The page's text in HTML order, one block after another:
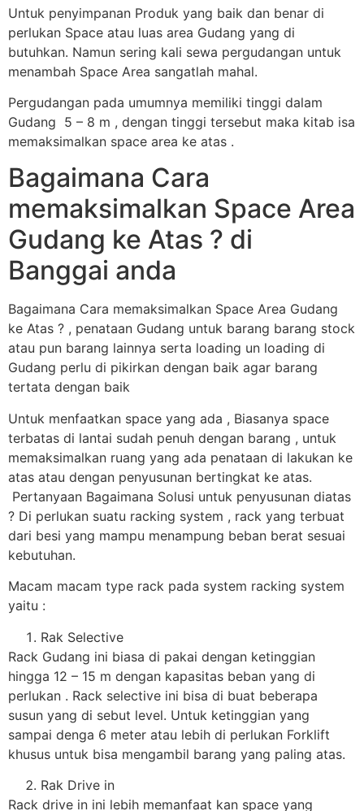
Untuk penyimpanan Produk yang baik dan benar di
perlukan Space atau luas area Gudang yang di
butuhkan. Namun sering kali sewa pergudangan untuk
menambah Space Area sangatlah mahal.
Pergudangan pada umumnya memiliki tinggi dalam
Gudang 5 – 8 m , dengan tinggi tersebut maka kitab isa
memaksimalkan space area ke atas .
Bagaimana Cara
memaksimalkan Space Area
Gudang ke Atas ? di
Banggai anda
Bagaimana Cara memaksimalkan Space Area Gudang
ke Atas ? , penataan Gudang untuk barang barang stock
atau pun barang lainnya serta loading un loading di
Gudang perlu di pikirkan dengan baik agar barang
tertata dengan baik
Untuk menfaatkan space yang ada , Biasanya space
terbatas di lantai sudah penuh dengan barang , untuk
memaksimalkan ruang yang ada penataan di lakukan ke
atas atau dengan penyusunan bertingkat ke atas.
Pertanyaan Bagaimana Solusi untuk penyusunan diatas
? Di perlukan suatu racking system , rack yang terbuat
dari besi yang mampu menampung beban berat sesuai
kebutuhan.
Macam macam type rack pada system racking system
yaitu :
Rak Selective
Rack Gudang ini biasa di pakai dengan ketinggian
hingga 12 – 15 m dengan kapasitas beban yang di
perlukan . Rack selective ini bisa di buat beberapa
susun yang di sebut level. Untuk ketinggian yang
sampai denga 6 meter atau lebih di perlukan Forklift
khusus untuk bisa mengambil barang yang paling atas.
Rak Drive in
Rack drive in ini lebih memanfaat kan space yang